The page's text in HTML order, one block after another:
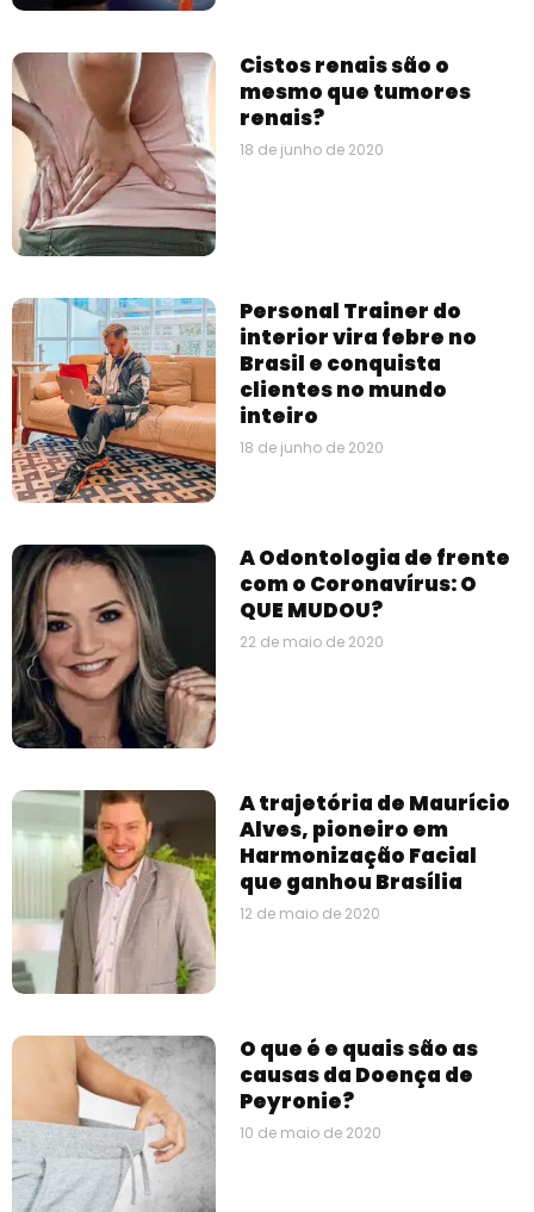
Cistos renais são o
mesmo que tumores
renais?
18 de junho de 2020
Personal Trainer do
interior vira febre no
Brasil e conquista
clientes no mundo
inteiro
18 de junho de 2020
A Odontologia de frente
com o Coronavírus: O
QUE MUDOU?
22 de maio de 2020
A trajetória de Maurício
Alves, pioneiro em
Harmonização Facial
que ganhou Brasília
12 de maio de 2020
O que é e quais são as
causas da Doença de
Peyronie?
10 de maio de 2020